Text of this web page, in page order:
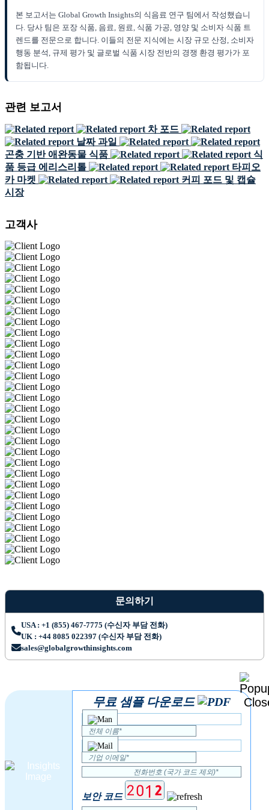
본 보고서는 Global Growth Insights의 식음료 연구 팀에서 작성했습니
다. 당사 팀은 포장 식품, 음료, 원료, 식품 가공, 영양 및 소비자 식품 트
렌드를 전문으로 합니다. 이들의 전문 지식에는 시장 규모 산정, 소비자
행동 분석, 규제 평가 및 글로벌 식품 시장 전반의 경쟁 환경 평가가 포
함됩니다.
관련 보고서
차 포드
날짜 과일
곤충 기반 애완동물 식품
식
품 등급 에리스리톨
타피오
카 마켓
커피 포드 및 캡슐
시장
고객사
문의하기
USA : +1 (855) 467-7775 (수신자 부담 전화)
UK : +44 8085 022397 (수신자 부담 전화)
sales@globalgrowthinsights.com
무료 샘플 다운로드
보안 코드